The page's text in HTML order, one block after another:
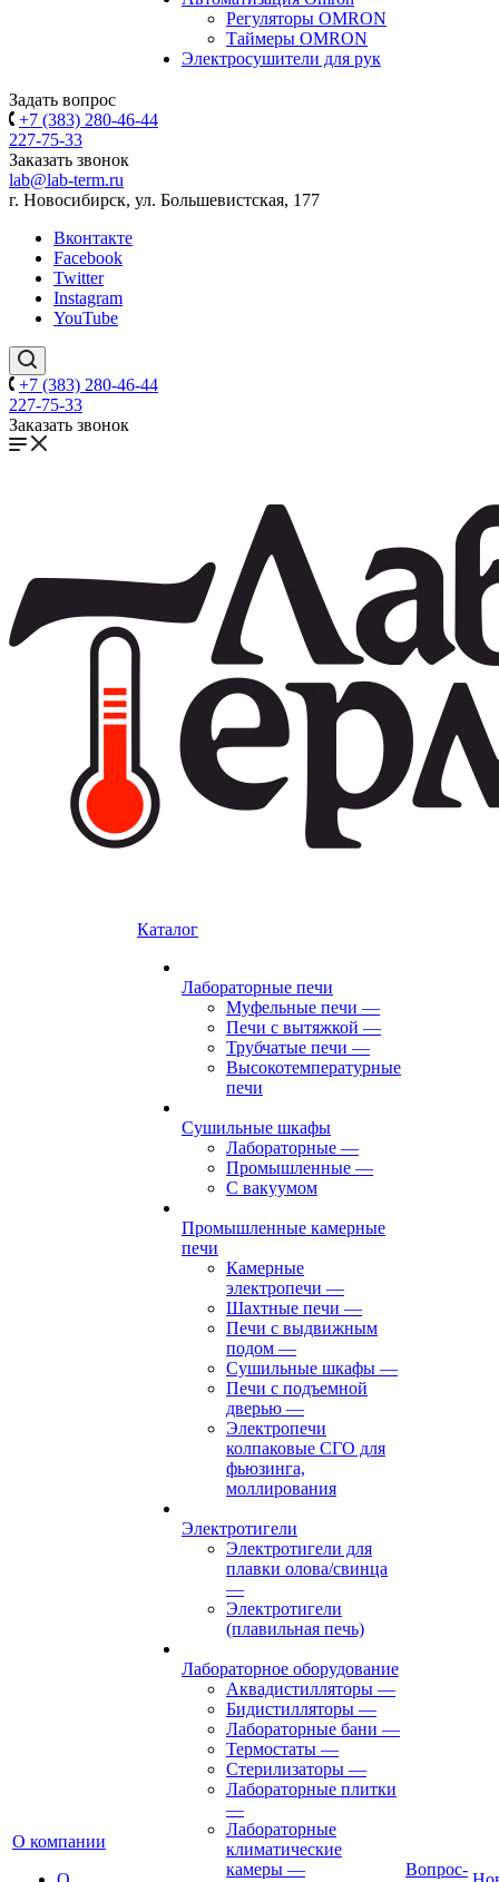
Регуляторы OMRON
Таймеры OMRON
Электросушители для рук
Задать вопрос
+7 (383) 280-46-44
227-75-33
Заказать звонок
lab@lab-term.ru
г. Новосибирск, ул. Большевистская, 177
Вконтакте
Facebook
Twitter
Instagram
YouTube
+7 (383) 280-46-44
227-75-33
Заказать звонок
О компании
Каталог
Лабораторные печи
Муфельные печи —
Печи с вытяжкой —
Трубчатые печи —
Высокотемпературные
печи
Сушильные шкафы
Лабораторные —
Промышленные —
С вакуумом
Промышленные камерные
печи
Камерные
электропечи —
Шахтные печи —
Печи с выдвижным
подом —
Сушильные шкафы —
Печи с подъемной
дверью —
Электропечи
колпаковые СГО для
фьюзинга,
моллирования
Электротигели
Электротигели для
плавки олова/свинца
—
Электротигели
(плавильная печь)
Лабораторное оборудование
Аквадистилляторы —
Бидистилляторы —
Лабораторные бани —
Термостаты —
Стерилизаторы —
Лабораторные плитки
—
Лабораторные
климатические
камеры —
Вопрос-